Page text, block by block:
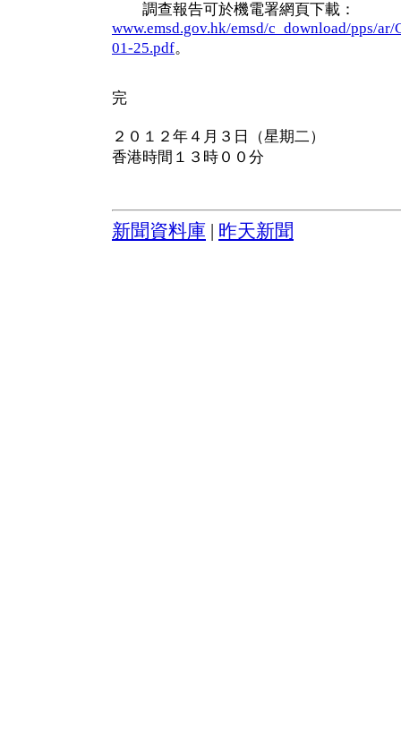
調查報告可於機電署網頁下載：
www.emsd.gov.hk/emsd/c_download/pps/
01-25.pdf。
完
２０１２年４月３日（星期二）
香港時間１３時００分
新聞資料庫 昨天新聞